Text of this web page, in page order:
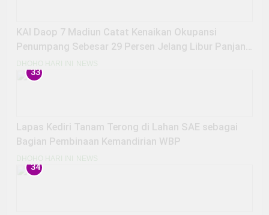
KAI Daop 7 Madiun Catat Kenaikan Okupansi
Penumpang Sebesar 29 Persen Jelang Libur Panjang
Peringatan Maulid Nabi Muhammad SAW
DHOHO HARI INI NEWS
33
Lapas Kediri Tanam Terong di Lahan SAE sebagai
Bagian Pembinaan Kemandirian WBP
DHOHO HARI INI NEWS
34